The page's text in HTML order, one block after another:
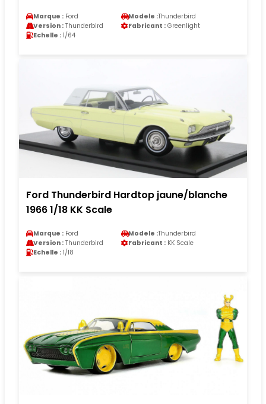
Marque : Ford Modele :Thunderbird
Version : Thunderbird Fabricant : Greenlight
Echelle : 1/64
Ford Thunderbird Hardtop jaune/blanche
1966 1/18 KK Scale
Marque : Ford Modele :Thunderbird
Version : Thunderbird Fabricant : KK Scale
Echelle : 1/18